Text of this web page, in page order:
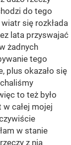
do tego
się rozkłada
lata przyswajać
żadnych
tego
plus okazało się
to też było
całej mojej
w stanie
z nią